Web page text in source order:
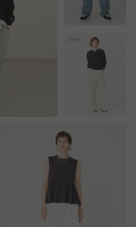
New